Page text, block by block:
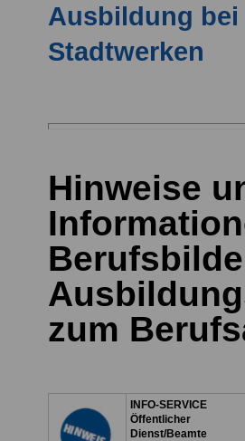
Ausbildung bei
Stadtwerken
Hinweise
zum
INFO-SERVICE
Öffentlicher
Dienst/Beamte